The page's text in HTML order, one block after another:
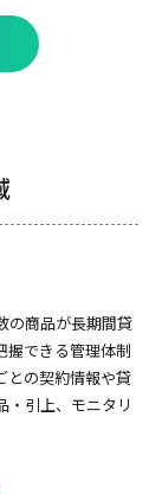
の商品が長期間貸
握できる管理体制
との契約情報や貸
・引上、モニタリ